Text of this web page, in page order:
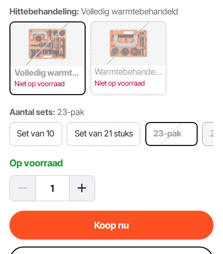
Hittebehandeling: Volledig warmtebehandeld
Volledig warmte
behandeld
Niet op voorraad
Warmtebehandeld
e C-klem en schro
Niet op voorraad
Aantal sets: 23-pak
Set van 10 Set van 21 stuks 23-pak 25
Op voorraad
Koop nu